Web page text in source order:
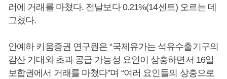
러에 거래를 마쳤다. 전날보다 0.21%(14센트) 오르는 데
그쳤다.
안예하 키움증권 연구원은 “국제유가는 석유수출기구의
감산 기대와 초과 공급 가능성 요인이 상충하면서 16일
보합권에서 거래를 마쳤다”며 “여러 요인들의 상충으로